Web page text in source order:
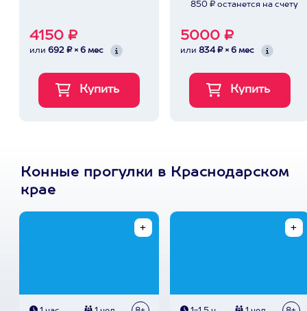
4150 ₽
или 692 ₽ × 6 мес
850 ₽ останется на счету
5000 ₽
или 834 ₽ × 6 мес
Конные прогулки в Краснодарском
крае